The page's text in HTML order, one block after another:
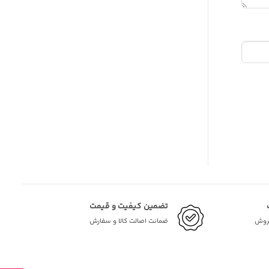
تضمین کیفیت و قیمت
ضمانت اصالت کالا و سفارش